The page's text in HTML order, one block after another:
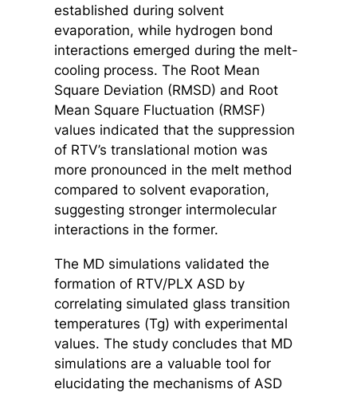
established during solvent
evaporation, while hydrogen bond
interactions emerged during the melt-
cooling process. The Root Mean
Square Deviation (RMSD) and Root
Mean Square Fluctuation (RMSF)
values indicated that the suppression
of RTV’s translational motion was
more pronounced in the melt method
compared to solvent evaporation,
suggesting stronger intermolecular
interactions in the former.
The MD simulations validated the
formation of RTV/PLX ASD by
correlating simulated glass transition
temperatures (Tg) with experimental
values. The study concludes that MD
simulations are a valuable tool for
elucidating the mechanisms of ASD